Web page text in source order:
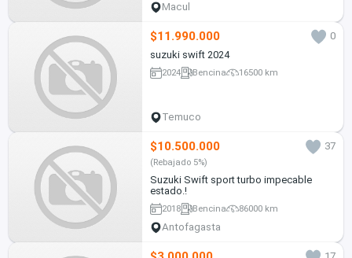
Macul
$11.990.000
0
suzuki swift 2024
2024 Bencina 16500 km
Temuco
$10.500.000 37
(Rebajado 5%)
Suzuki Swift sport turbo impecable
estado.!
2018 Bencina 86000 km
Antofagasta